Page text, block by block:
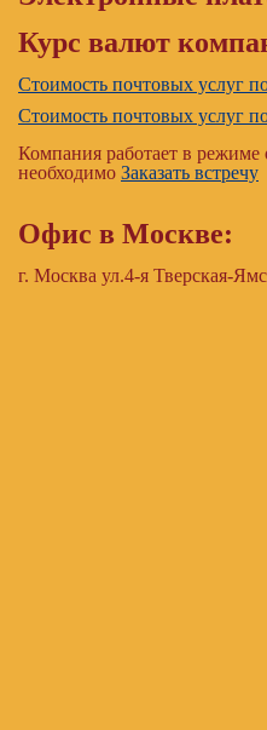
Курс валют
Стоимость почтовых услуг
Стоимость почтовых услуг
Компания работает в
необходимо Заказать встречу
Офис в Москве:
г. Москва ул.4-я Тверская-